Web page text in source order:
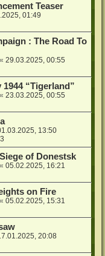
Teaser
01:49
: The Road To
«29.03.2025, 00:55
1944 “Tigerland”
«23.03.2025, 00:55
13:50
of Donestsk
«05.02.2025, 16:21
on Fire
«05.02.2025, 15:31
20:08